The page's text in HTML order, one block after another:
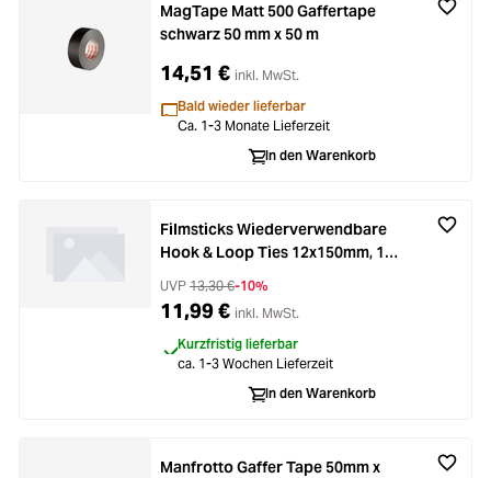
MagTape Matt 500 Gaffertape
schwarz 50 mm x 50 m
14,51 € inkl. MwSt.
Bald wieder lieferbar
Ca. 1-3 Monate Lieferzeit
In den Warenkorb
Filmsticks Wiederverwendbare
Hook & Loop Ties 12x150mm, 105
UVP 13,30 €-10%
11,99 € inkl. MwSt.
Kurzfristig lieferbar
ca. 1-3 Wochen Lieferzeit
In den Warenkorb
Manfrotto Gaffer Tape 50mm x